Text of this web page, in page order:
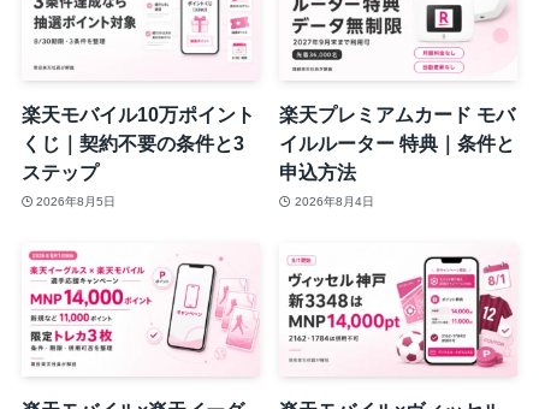
楽天モバイル10万ポイント
くじ｜契約不要の条件と3
ステップ
2026年8月5日
楽天プレミアムカード モバ
イルルーター 特典｜条件と
申込方法
2026年8月4日